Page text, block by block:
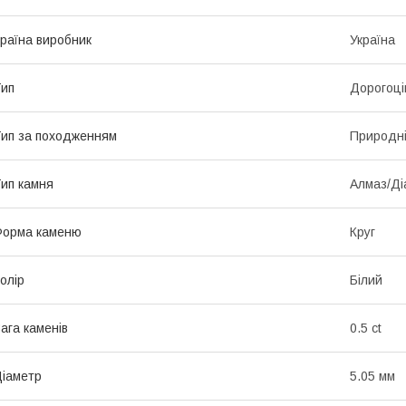
виробник Україна
за походженням Природні
камня Алмаз/
каменю Круг
Білий
каменів 0.5 ct
5.05 мм